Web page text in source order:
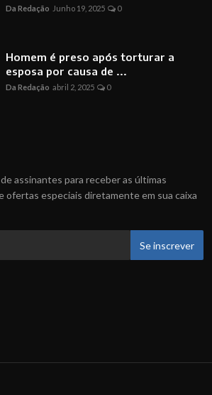
Da Redação Junho 19, 2025 0
Homem é preso após torturar a
esposa por causa de ...
Da Redação abril 2, 2025 0
assinantes para receber as últimas
ofertas especiais diretamente em sua caixa
Se inscrever